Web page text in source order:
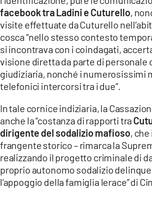
facebooktra Ladini e Cuturello,
visite effettuate da Cuturello
cosca “nello stesso contesto
si incontrava con i coindagati,
visione diretta da parte di personale
giudiziaria, nonché i numerosissimi
telefonici intercorsi tra i due”.
In tale cornice indiziaria, la
anche la “costanza di rapporti tra
dirigente del sodalizio mafioso,
frangente storico – rimarca la
realizzando il progetto criminale di
proprio autonomo sodalizio
l’appoggio della famiglia Ierace” di